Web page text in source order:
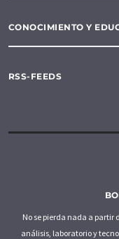
CONOCIMIENTO Y
RSS-FEEDS
No se pierda nada a partir
análisis, laboratorio y